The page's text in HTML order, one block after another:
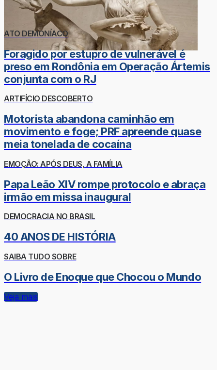
ATO DEMONÍACO
Foragido por estupro de vulnerável é
preso em Rondônia em Operação Ártemis
conjunta com o RJ
ARTIFÍCIO DESCOBERTO
Motorista abandona caminhão em
movimento e foge; PRF apreende quase
meia tonelada de cocaína
EMOÇÃO: APÓS DEUS, A FAMÍLIA
Papa Leão XIV rompe protocolo e abraça
irmão em missa inaugural
DEMOCRACIA NO BRASIL
40 ANOS DE HISTÓRIA
SAIBA TUDO SOBRE
O Livro de Enoque que Chocou o Mundo
Veja mais